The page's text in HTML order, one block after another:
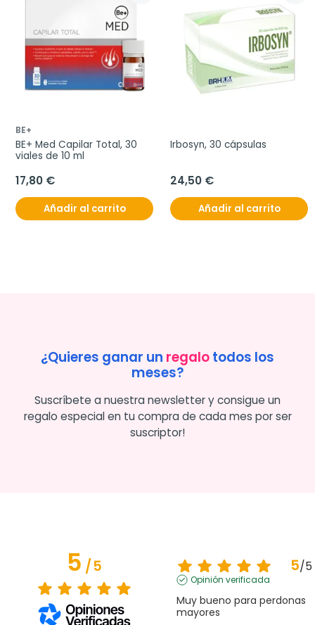
BE+
BE+ Med Capilar Total, 30
viales de 10 ml
17,80 €
Añadir al carrito
Irbosyn, 30 cápsulas
24,50 €
Añadir al carrito
¿Quieres ganar un regalotodos los
meses?
Suscríbete a nuestra newsletter y consigue un
regalo especial en tu compra de cada mes por ser
suscriptor!
5/5 5/5
Opinión verificada
Muy bueno para perdonas
mayores